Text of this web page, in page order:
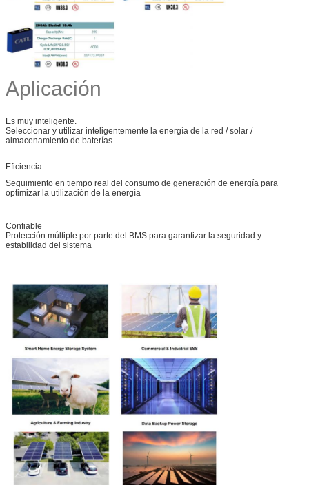
Aplicación
Es muy inteligente.
Seleccionar y utilizar inteligentemente la energía de la red / solar /
almacenamiento de baterías
Eficiencia
Seguimiento en tiempo real del consumo de generación de energía para
optimizar la utilización de la energía
Confiable
Protección múltiple por parte del BMS para garantizar la seguridad y
estabilidad del sistema